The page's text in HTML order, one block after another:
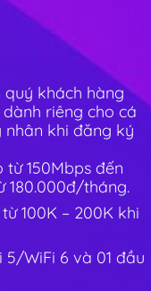
khách hàng
riêng cho cá
nhân khi đăng ký
150Mbps đến
180.000đ/tháng.
100K – 200K khi
5/WiFi 6 và 01 đầu